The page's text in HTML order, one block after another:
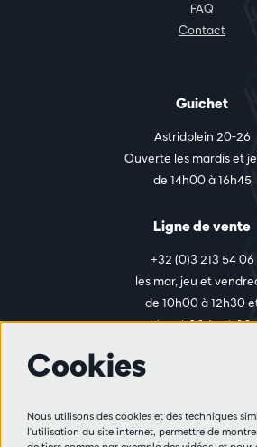
FAQ
Contact
Guichet
Astridplein 20-26
Ouverte les mardis et
de 14h00 à 16h45
Ligne de vente
+32 (0)3 213 54 06
les mar, jeu et
de 10h00 à 12h30
de 14h00 à 17h00
Règlement des
Cookies
Nous utilisons des cookies et des techniques
l'utilisation du site internet, permettre de